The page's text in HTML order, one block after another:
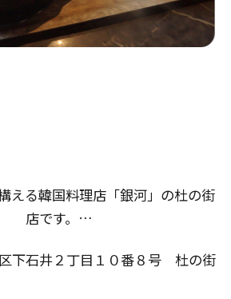
える韓国料理店「銀河」の杜の街
店です。
材のうまみがギュッとつまったキ
た「ラーメン・キムパブセット」
下石井２丁目１０番８号 杜の街